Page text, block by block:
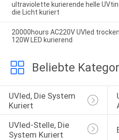
ultraviolette kurierende helle
die Licht kuriert
20000hours AC220V UVled
120W LED kurierend
Beliebte
UVled, Die System
Kuriert
UVled-Stelle, Die
System Kuriert